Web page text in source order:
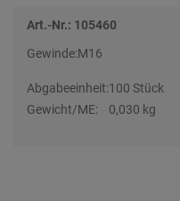
Art.-Nr.: 105460
Gewinde:M16
Abgabeeinheit:100 Stück
Gewicht/ME:
0,030 kg